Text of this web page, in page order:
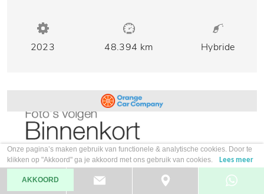
2023 48.394 km Hybride
Onze pagina’s maken gebruik van functionele & analytische cookies. Door te
klikken op "Akkoord" ga je akkoord met ons gebruik van cookies.
Lees meer
AKKOORD